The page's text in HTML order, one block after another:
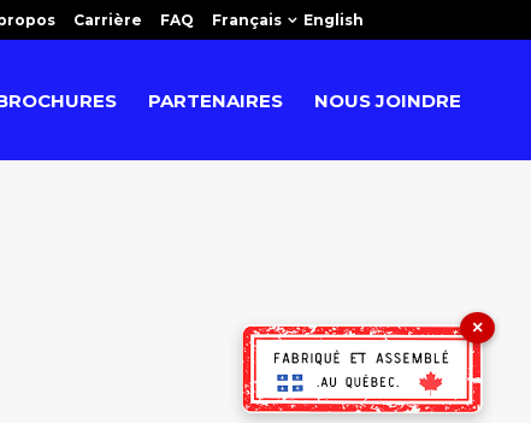
Carrière FAQ Français English
PARTENAIRES NOUS JOINDRE
×